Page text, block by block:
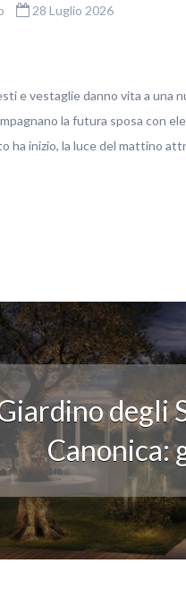
28 Luglio 2026
e vestaglie danno vita a una
la futura sposa con
ha inizio, la luce del mattino
degli
Canonica: